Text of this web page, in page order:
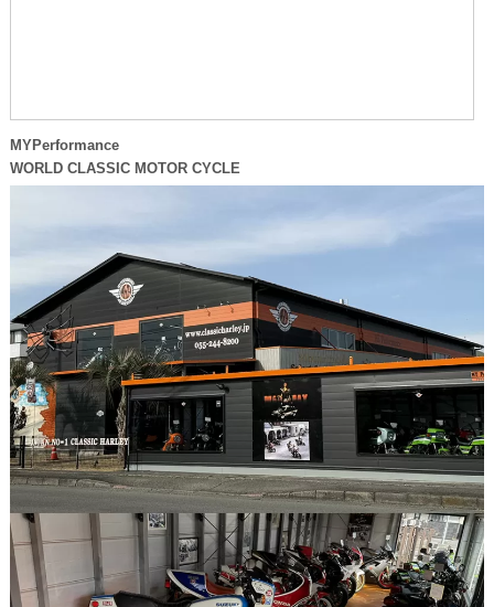
MYPerformance
WORLD CLASSIC MOTOR CYCLE